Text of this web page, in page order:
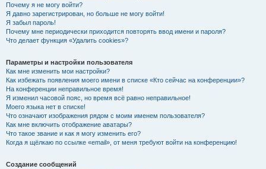
Почему я не могу войти?
Я давно зарегистрирован, но больше не могу войти!
Я забыл пароль!
Почему мне периодически приходится повторять ввод имени и пароля?
Что делает функция «Удалить cookies»?
Параметры и настройки пользователя
Как мне изменить мои настройки?
Как избежать появления моего имени в списке «Кто сейчас на конференции»?
На конференции неправильное время!
Я изменил часовой пояс, но время всё равно неправильное!
Моего языка нет в списке!
Что означают изображения рядом с моим именем пользователя?
Как мне включить отображение аватары?
Что такое звание и как я могу изменить его?
Когда я щёлкаю по ссылке «email», от меня требуют войти на конференцию!
Создание сообщений